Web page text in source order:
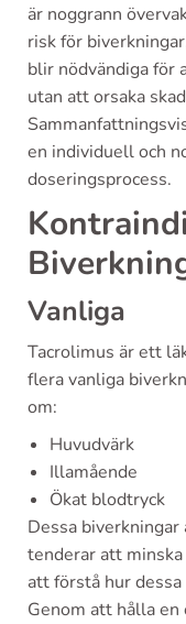
är noggrann
risk för
blir nödvändiga för
utan att orsaka
en individuell och
doseringsprocess.
Vanliga
Tacrolimus är ett
flera vanliga
om:
Huvudvärk
Illamående
Ökat blodtryck
Dessa
tenderar att
att förstå hur
Genom att hålla